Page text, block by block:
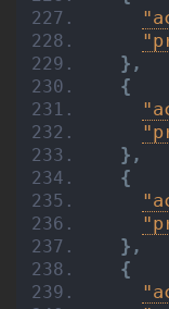
首
页
语
言
} ,
{
} ,
{
} ,
{